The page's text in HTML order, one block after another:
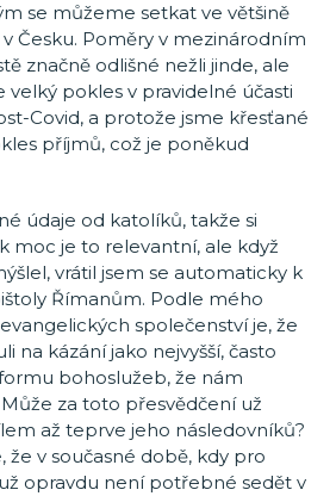
se můžeme setkat ve většině
Česku. Poměry v mezinárodním
značně odlišné nežli jinde, ale
velký pokles v pravidelné účasti
Covid, a protože jsme křesťané
příjmů, což je poněkud
údaje od katolíků, takže si
moc je to relevantní, ale když
vrátil jsem se automaticky k
Římanům. Podle mého
společenství je, že
na kázání jako nejvyšší, často
bohoslužeb, že nám
za toto přesvědčení už
až teprve jeho následovníků?
že v současné době, kdy pro
opravdu není potřebné sedět v